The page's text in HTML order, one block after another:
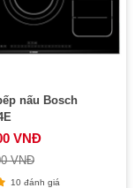
nấu Bosch
VNĐ
VNĐ
10 đánh giá